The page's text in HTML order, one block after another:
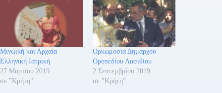
Μινωική και Αρχαία
Ελληνική Ιατρική
27 Μαρτίου 2019
σε "Κρήτη"
Ορκωμοσία Δημάρχου
Οροπεδίου Λασιθίου
2 Σεπτεμβρίου 2019
σε "Κρήτη"